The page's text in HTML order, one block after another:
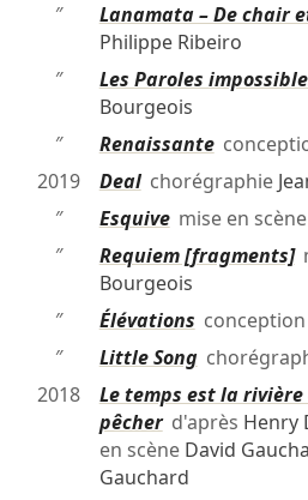
″
Lanamata – De chair
Philippe Ribeiro
″
Les Paroles
Bourgeois
″
Renaissante
2019
Dealchorégraphie
″
Esquivemise en scène
″
Requiem [fragments]
Bourgeois
″
Élévations conception
″
Little Song
2018
Le temps est la rivière
pêcherd'après Henry
en scène David
Gauchard